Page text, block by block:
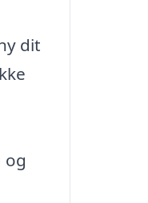
dit
og